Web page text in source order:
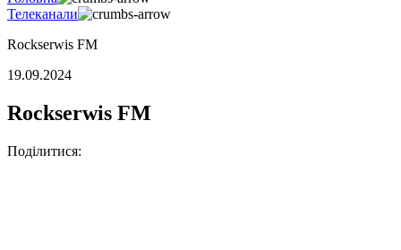
Телеканали
Rockserwis FM
19.09.2024
Rockserwis FM
Поділитися: